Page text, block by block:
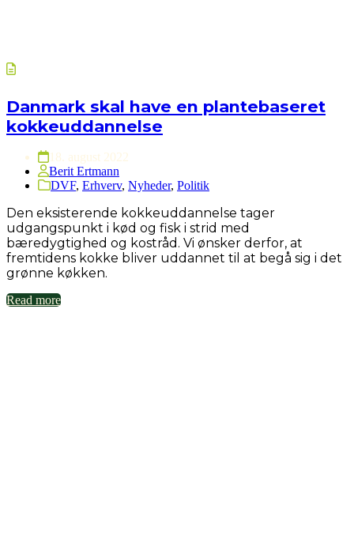
Danmark skal have en plantebaseret
kokkeuddannelse
18. august 2022
Berit Ertmann
DVF, Erhverv, Nyheder, Politik
Den eksisterende kokkeuddannelse tager
udgangspunkt i kød og fisk i strid med
bæredygtighed og kostråd. Vi ønsker derfor, at
fremtidens kokke bliver uddannet til at begå sig i det
grønne køkken.
Read more